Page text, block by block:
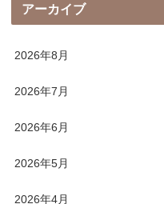
アーカイブ
2026年8月
2026年7月
2026年6月
2026年5月
2026年4月